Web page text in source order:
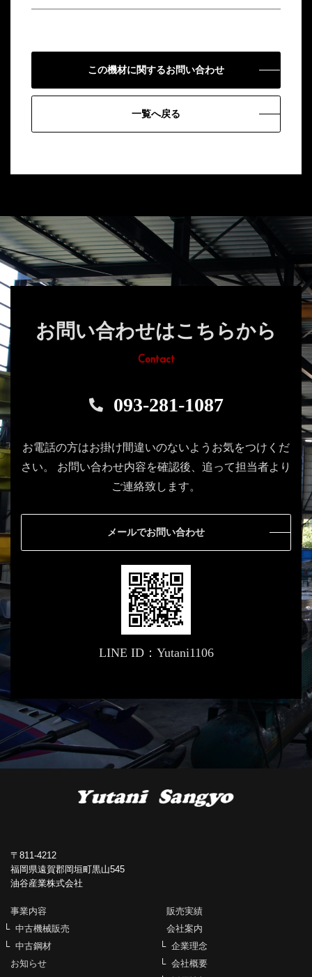
この機材に関するお問い合わせ
一覧へ戻る
お問い合わせはこちらから
Contact
093-281-1087
お電話の方はお掛け間違いのないようお気をつけくだ
さい。
お問い合わせ内容を確認後、追って担当者より
ご連絡致します。
メールでお問い合わせ
LINE ID：Yutani1106
〒811-4212
福岡県遠賀郡岡垣町黒山545
油谷産業株式会社
事業内容
中古機械販売
中古鋼材
お知らせ
販売実績
会社案内
企業理念
会社概要